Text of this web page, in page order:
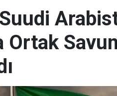
Ortak